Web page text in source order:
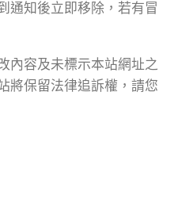
通知後立即移除，若有冒
內容及未標示本站網址之
將保留法律追訴權，請您